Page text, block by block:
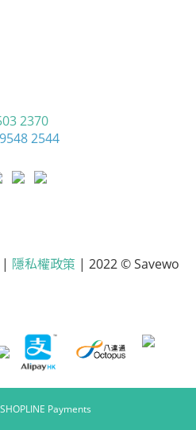
2370
2544
| 隱私權政策 | 2022 © Savewo
SHOPLINE Payments